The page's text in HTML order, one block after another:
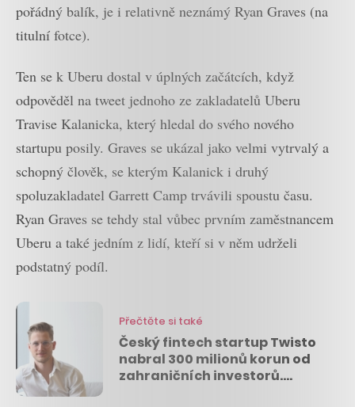
pořádný balík, je i relativně neznámý Ryan Graves (na
titulní fotce).
Ten se k Uberu dostal v úplných začátcích, když
odpověděl na tweet jednoho ze zakladatelů Uberu
Travise Kalanicka, který hledal do svého nového
startupu posily. Graves se ukázal jako velmi vytrvalý a
schopný člověk, se kterým Kalanick i druhý
spoluzakladatel Garrett Camp trvávili spoustu času.
Ryan Graves se tehdy stal vůbec prvním zaměstnancem
Uberu a také jedním z lidí, kteří si v něm udrželi
podstatný podíl.
Přečtěte si také
Český fintech startup Twisto
nabral 300 milionů korun od
zahraničních investorů.